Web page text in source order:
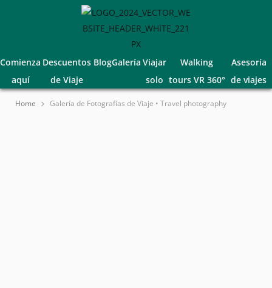
Comienza
aquí
Descuentos
de Viaje
BlogGalería Viajar
solo
Walking
tours VR 360°
Asesoría
de viajes
Home Galería de Fotografías de Viaje • Travel photography